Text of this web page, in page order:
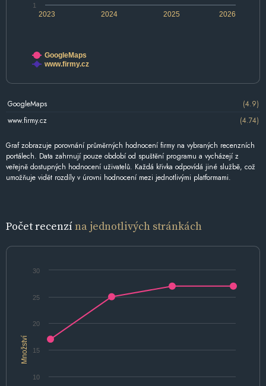
2024 2026
2023 2025
1
GoogleMaps
www.firmy.cz
GoogleMaps
(4.9)
www.firmy.cz
(4.74)
Graf zobrazuje porovnání průměrných hodnocení firmy na vybraných recenzních
portálech. Data zahrnují pouze období od spuštění programu a vycházejí z
veřejně dostupných hodnocení uživatelů. Každá křivka odpovídá jiné službě, což
umožňuje vidět rozdíly v úrovni hodnocení mezi jednotlivými platformami.
Počet recenzína jednotlivých stránkách
Množství
10
15
20
25
30